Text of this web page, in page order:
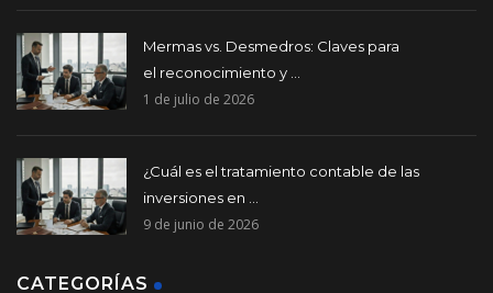
Mermas vs. Desmedros: Claves para
el reconocimiento y ...
1 de julio de 2026
¿Cuál es el tratamiento contable de las
inversiones en ...
9 de junio de 2026
CATEGORÍAS